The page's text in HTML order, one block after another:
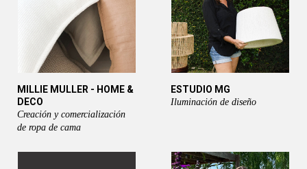
MILLIE MULLER - HOME &
DECO
Creación y comercialización
de ropa de cama
ESTUDIO MG
Iluminación de diseño